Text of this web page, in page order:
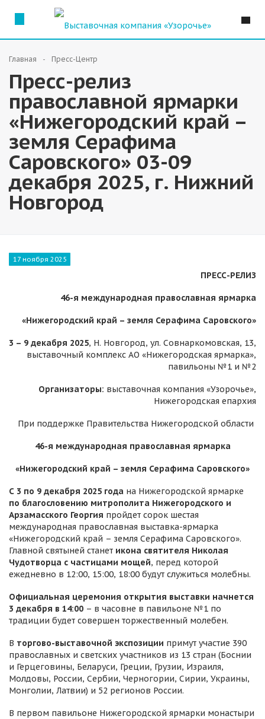
Главная Пресс-Центр
Пресс-релиз
православной ярмарки
«Нижегородский край –
земля Серафима
Саровского» 03-09
декабря 2025, г. Нижний
Новгород
17 ноября 2025
ПРЕСС-РЕЛИЗ
46-я международная православная ярмарка
«Нижегородский край – земля Серафима Саровского»
3 – 9 декабря 2025, Н. Новгород, ул. Совнаркомовская, 13,
выставочный комплекс АО «Нижегородская ярмарка»,
павильоны №1 и №2
Организаторы: выставочная компания «Узорочье»,
Нижегородская епархия
При поддержке Правительства Нижегородской области
46-я международная православная ярмарка
«Нижегородский край – земля Серафима Саровского»
С 3 по 9 декабря 2025 года на Нижегородской ярмарке
по благословению митрополита Нижегородского и
Арзамасского Георгия пройдет сорок шестая
международная православная выставка-ярмарка
«Нижегородский край – земля Серафима Саровского».
Главной святыней станет икона святителя Николая
Чудотворца с частицами мощей, перед которой
ежедневно в 12:00, 15:00, 18:00 будут служиться молебны.
Официальная церемония открытия выставки начнется
3 декабря в 14:00 – в часовне в павильоне №1 по
традиции будет совершен торжественный молебен.
В торгово-выставочной экспозиции примут участие 390
православных и светских участников из 13 стран (Боснии
и Герцеговины, Беларуси, Греции, Грузии, Израиля,
Молдовы, России, Сербии, Черногории, Сирии, Украины,
Монголии, Латвии) и 52 регионов России.
В первом павильоне Нижегородской ярмарки монастыри